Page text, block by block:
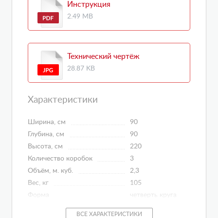
Инструкция
2.49 MB
Технический чертёж
28.87 KB
Характеристики
Ширина, см
90
Глубина, см
90
Высота, см
220
Количество коробок
3
Объём, м. куб.
2,3
Вес, кг
105
Форма
четверть круга
Материал поддона
акрил
ВСЕ ХАРАКТЕРИСТИКИ